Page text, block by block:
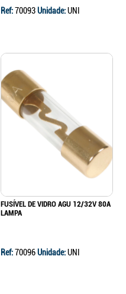
Ref:70093Unidade:UNI
FUSÍVEL DE VIDRO AGU 12/32V 80A
LAMPA
Ref:70096Unidade:UNI